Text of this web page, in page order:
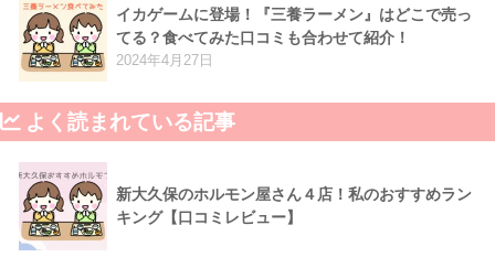
イカゲームに登場！『三養ラーメン』はどこで売っ
てる？食べてみた口コミも合わせて紹介！
2024年4月27日
よく読まれている記事
新大久保のホルモン屋さん４店！私のおすすめラン
キング【口コミレビュー】